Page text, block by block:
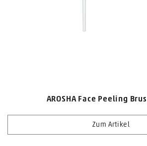
AROSHA Face Peeling
Zum Artikel